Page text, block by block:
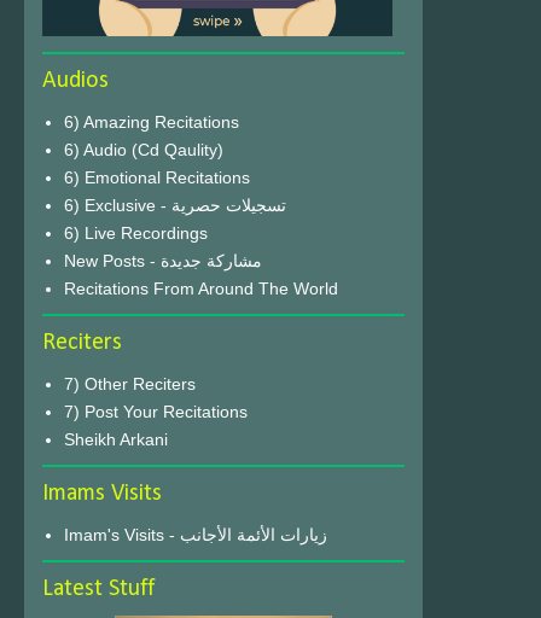
Audios
6) Amazing Recitations
6) Audio (Cd Qaulity)
6) Emotional Recitations
6) Exclusive - تسجيلات حصرية
6) Live Recordings
New Posts - مشاركة جديدة
Recitations From Around The World
Reciters
7) Other Reciters
7) Post Your Recitations
Sheikh Arkani
Imams Visits
Imam's Visits - زيارات الأئمة الأجانب
Latest Stuff